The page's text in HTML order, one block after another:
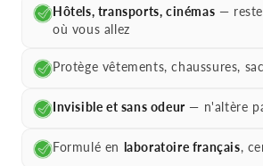
Hôtels, transports, cinémas —
où vous allez
Protège vêtements, chaussures,
Invisible et sans odeur— n'altère
Formulé en laboratoire français,